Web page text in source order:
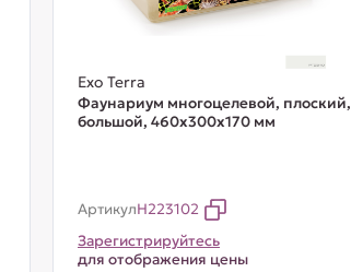
Exo Terra
Фаунариум многоцелевой, плоский,
большой, 460х300х170 мм
АртикулH223102
Зарегистрируйтесь
для отображения цены